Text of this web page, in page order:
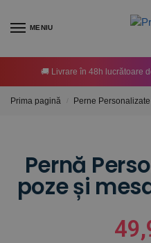
MENIU
🚚 Livrare în 48h lucrătoare
Prima pagină Perne Personalizate
Pernă
poze și